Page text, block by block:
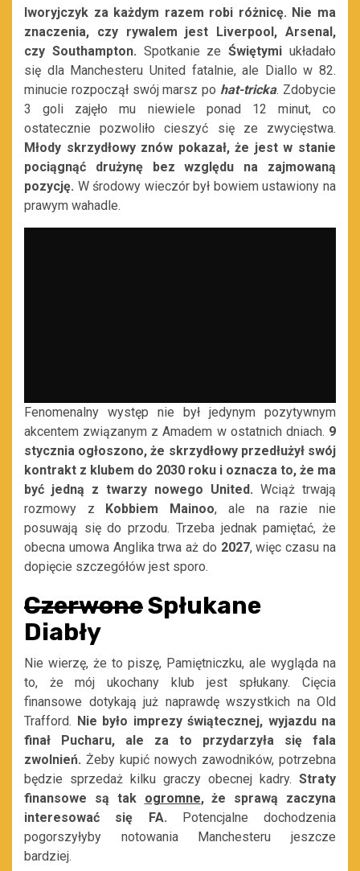
Iworyjczyk za każdym razem robi różnicę. Nie ma
znaczenia, czy rywalem jest Liverpool, Arsenal,
czy Southampton. Spotkanie zeŚwiętymi układało
się dla Manchesteru United fatalnie, ale Diallo w 82.
minucie rozpoczął swój marsz po hat-tricka. Zdobycie
3 goli zajęło mu niewiele ponad 12 minut, co
ostatecznie pozwoliło cieszyć się ze zwycięstwa.
Młody skrzydłowy znów pokazał, że jest w stanie
pociągnąć drużynę bez względu na zajmowaną
pozycję. W środowy wieczór był bowiem ustawiony na
prawym wahadle.
Fenomenalny występ nie był jedynym pozytywnym
akcentem związanym z Amadem w ostatnich dniach. 9
stycznia ogłoszono, że skrzydłowy przedłużył swój
kontrakt z klubem do 2030 roku i oznacza to, że ma
być jedną z twarzy nowego United. Wciąż trwają
rozmowy z Kobbiem Mainoo, ale na razie nie
posuwają się do przodu. Trzeba jednak pamiętać, że
obecna umowa Anglika trwa aż do 2027, więc czasu na
dopięcie szczegółów jest sporo.
CzerwoneSpłukane
Diabły
Nie wierzę, że to piszę, Pamiętniczku, ale wygląda na
to, że mój ukochany klub jest spłukany. Cięcia
finansowe dotykają już naprawdę wszystkich na Old
Trafford. Nie było imprezy świątecznej, wyjazdu na
finał Pucharu, ale za to przydarzyła się fala
zwolnień. Żeby kupić nowych zawodników, potrzebna
będzie sprzedaż kilku graczy obecnej kadry. Straty
finansowe są tak ogromne, że sprawą zaczyna
interesować się FA. Potencjalne dochodzenia
pogorszyłyby notowania Manchesteru jeszcze
bardziej.